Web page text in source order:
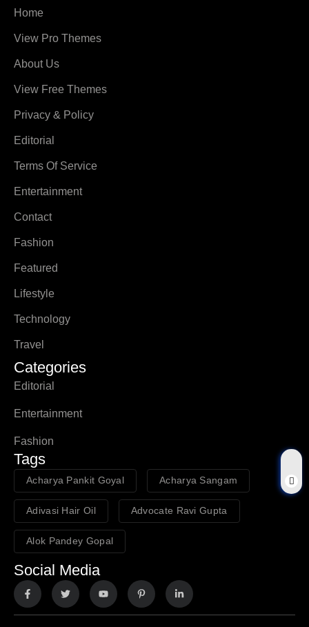
Home
View Pro Themes
About Us
View Free Themes
Privacy & Policy
Editorial
Terms Of Service
Entertainment
Contact
Fashion
Featured
Lifestyle
Technology
Travel
Categories
Editorial
Entertainment
Fashion
Tags
Acharya Pankit Goyal Acharya Sangam
Adivasi Hair Oil Advocate Ravi Gupta
Alok Pandey Gopal
Social Media